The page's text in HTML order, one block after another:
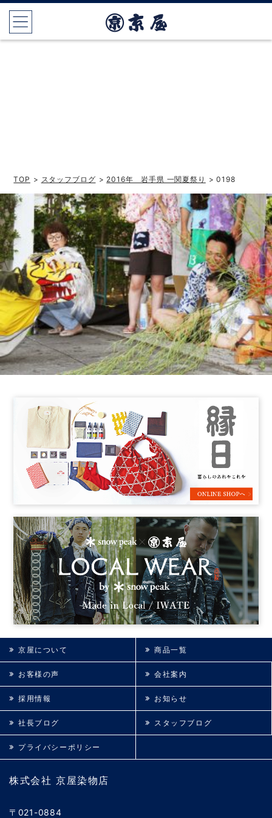
TOP > スタッフブログ > 2016年 岩手県 一関夏祭り > 0198
株式会社 京屋染物店
〒021-0884
京屋について 商品一覧
お客様の声 会社案内
採用情報 お知らせ
社長ブログ スタッフブログ
プライバシーポリシー